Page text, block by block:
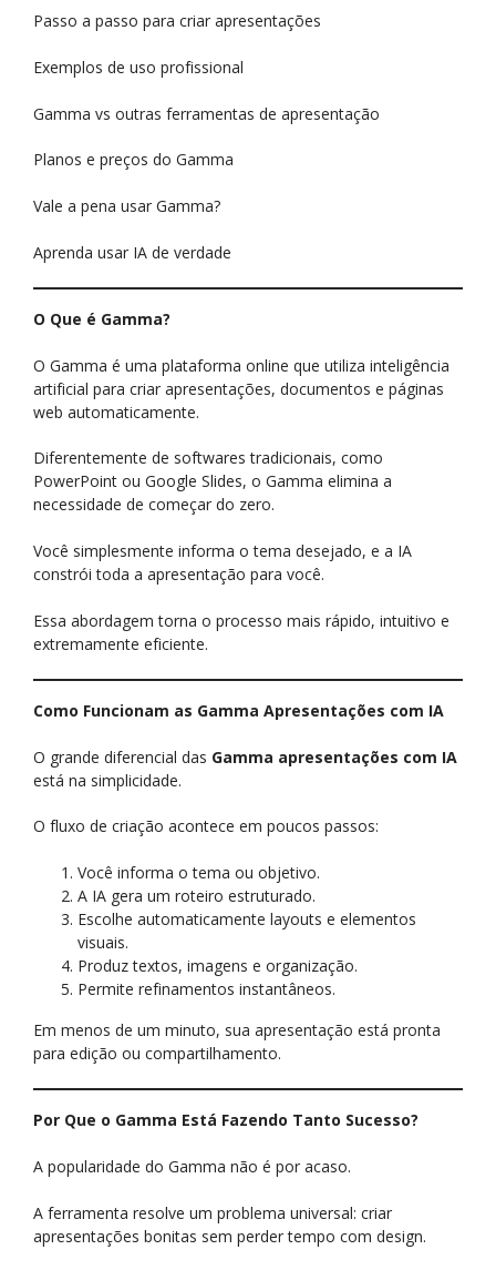
Passo a passo para criar apresentações
Exemplos de uso profissional
Gamma vs outras ferramentas de apresentação
Planos e preços do Gamma
Vale a pena usar Gamma?
Aprenda usar IA de verdade
O Que é Gamma?
O Gamma é uma plataforma online que utiliza inteligência
artificial para criar apresentações, documentos e páginas
web automaticamente.
Diferentemente de softwares tradicionais, como
PowerPoint ou Google Slides, o Gamma elimina a
necessidade de começar do zero.
Você simplesmente informa o tema desejado, e a IA
constrói toda a apresentação para você.
Essa abordagem torna o processo mais rápido, intuitivo e
extremamente eficiente.
Como Funcionam as Gamma Apresentações com IA
O grande diferencial das Gamma apresentações com IA
está na simplicidade.
O fluxo de criação acontece em poucos passos:
Você informa o tema ou objetivo.
A IA gera um roteiro estruturado.
Escolhe automaticamente layouts e elementos
visuais.
Produz textos, imagens e organização.
Permite refinamentos instantâneos.
Em menos de um minuto, sua apresentação está pronta
para edição ou compartilhamento.
Por Que o Gamma Está Fazendo Tanto Sucesso?
A popularidade do Gamma não é por acaso.
A ferramenta resolve um problema universal: criar
apresentações bonitas sem perder tempo com design.